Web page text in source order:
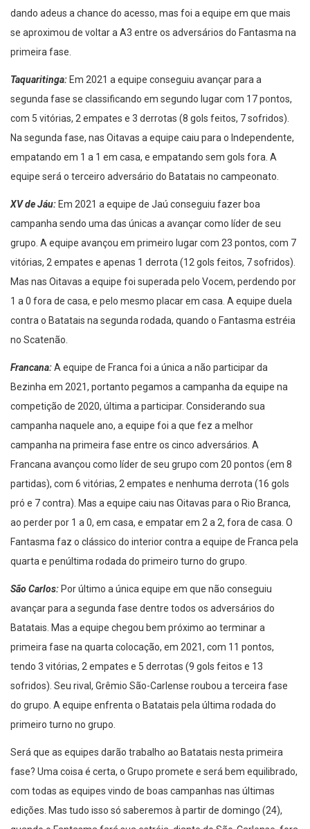
dando adeus a chance do acesso, mas foi a equipe em que mais
se aproximou de voltar a A3 entre os adversários do Fantasma na
primeira fase.
Taquaritinga: Em 2021 a equipe conseguiu avançar para a
segunda fase se classificando em segundo lugar com 17 pontos,
com 5 vitórias, 2 empates e 3 derrotas (8 gols feitos, 7 sofridos).
Na segunda fase, nas Oitavas a equipe caiu para o Independente,
empatando em 1 a 1 em casa, e empatando sem gols fora. A
equipe será o terceiro adversário do Batatais no campeonato.
XV de Jáu: Em 2021 a equipe de Jaú conseguiu fazer boa
campanha sendo uma das únicas a avançar como líder de seu
grupo. A equipe avançou em primeiro lugar com 23 pontos, com 7
vitórias, 2 empates e apenas 1 derrota (12 gols feitos, 7 sofridos).
Mas nas Oitavas a equipe foi superada pelo Vocem, perdendo por
1 a 0 fora de casa, e pelo mesmo placar em casa. A equipe duela
contra o Batatais na segunda rodada, quando o Fantasma estréia
no Scatenão.
Francana: A equipe de Franca foi a única a não participar da
Bezinha em 2021, portanto pegamos a campanha da equipe na
competição de 2020, última a participar. Considerando sua
campanha naquele ano, a equipe foi a que fez a melhor
campanha na primeira fase entre os cinco adversários. A
Francana avançou como líder de seu grupo com 20 pontos (em 8
partidas), com 6 vitórias, 2 empates e nenhuma derrota (16 gols
pró e 7 contra). Mas a equipe caiu nas Oitavas para o Rio Branca,
ao perder por 1 a 0, em casa, e empatar em 2 a 2, fora de casa. O
Fantasma faz o clássico do interior contra a equipe de Franca pela
quarta e penúltima rodada do primeiro turno do grupo.
São Carlos: Por último a única equipe em que não conseguiu
avançar para a segunda fase dentre todos os adversários do
Batatais. Mas a equipe chegou bem próximo ao terminar a
primeira fase na quarta colocação, em 2021, com 11 pontos,
tendo 3 vitórias, 2 empates e 5 derrotas (9 gols feitos e 13
sofridos). Seu rival, Grêmio São-Carlense roubou a terceira fase
do grupo. A equipe enfrenta o Batatais pela última rodada do
primeiro turno no grupo.
Será que as equipes darão trabalho ao Batatais nesta primeira
fase? Uma coisa é certa, o Grupo promete e será bem equilibrado,
com todas as equipes vindo de boas campanhas nas últimas
edições. Mas tudo isso só saberemos à partir de domingo (24),